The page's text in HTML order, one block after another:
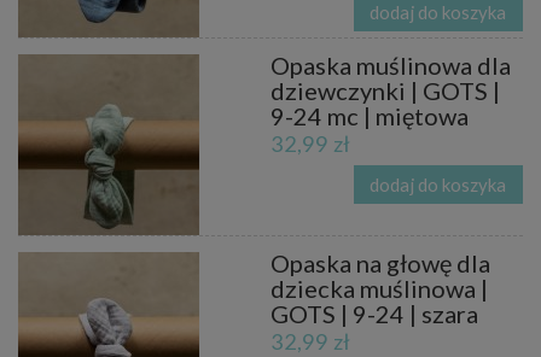
dodaj do koszyka
Opaska muślinowa dla
dziewczynki | GOTS |
9-24 mc | miętowa
32,99 zł
dodaj do koszyka
Opaska na głowę dla
dziecka muślinowa |
GOTS | 9-24 | szara
32,99 zł